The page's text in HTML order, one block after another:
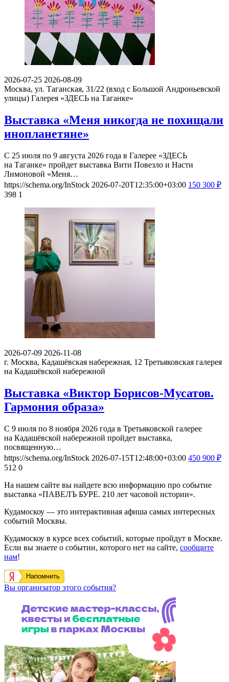
2026-07-25 2026-08-09
Москва, ул. Таганская, 31/22 (вход с Большой Андроньевской
улицы) Галерея «ЗДЕСЬ на Таганке»
Выставка «Меня никогда не похищали
инопланетяне»
С 25 июля по 9 августа 2026 года в Галерее «ЗДЕСЬ
на Таганке» пройдет выставка Вити Повезло и Насти
Лимоновой «Меня…
https://schema.org/InStock 2026-07-20T12:35:00+03:00 150 300 ₽
398 1
2026-07-09 2026-11-08
г. Москва, Кадашёвская набережная, 12 Третьяковская галерея
на Кадашёвской набережной
Выставка «Виктор Борисов-Мусатов.
Гармония образа»
С 9 июля по 8 ноября 2026 года в Третьяковской галерее
на Кадашёвской набережной пройдет выставка,
посвященную…
https://schema.org/InStock 2026-07-15T12:48:00+03:00 450 900 ₽
512 0
На нашем сайте вы найдете всю информацию про событие
выставка «ПАВЕЛЪ БУРЕ. 210 лет часовой истории».
Кудамоскоу — это интерактивная афиша самых интересных
событий Москвы.
Кудамоскоу в курсе всех событий, которые пройдут в Москве.
Если вы знаете о событии, которого нет на сайте, сообщите
нам!
Напомнить
Вы организатор этого события?